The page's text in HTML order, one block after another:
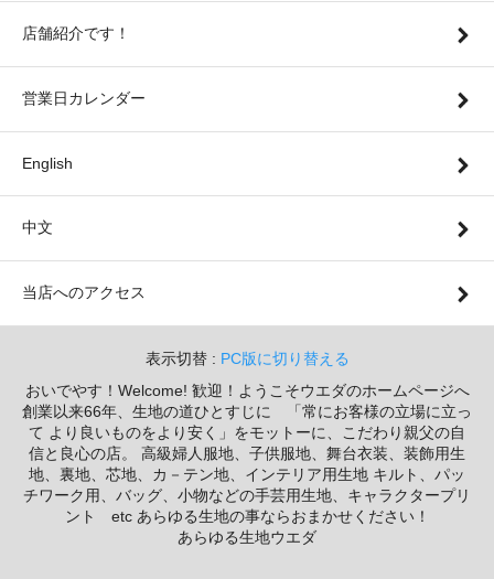
店舗紹介です！
営業日カレンダー
English
中文
当店へのアクセス
表示切替 : PC版に切り替える
おいでやす！Welcome! 歓迎！ようこそウエダのホームページへ
創業以来66年、生地の道ひとすじに 「常にお客様の立場に立っ
て より良いものをより安く」をモットーに、こだわり親父の自
信と良心の店。 高級婦人服地、子供服地、舞台衣装、装飾用生
地、裏地、芯地、カ－テン地、インテリア用生地 キルト、パッ
チワーク用、バッグ、小物などの手芸用生地、キャラクタープリ
ント etc あらゆる生地の事ならおまかせください！
あらゆる生地ウエダ